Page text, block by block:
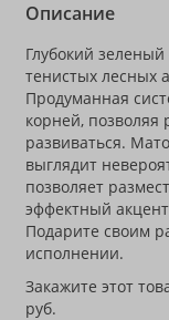
Описание
Глубокий
тенистых лесных
Продуманная
корней,
развиваться.
выглядит
позволяет
эффектный
Подарите своим
исполнении.
Закажите этот
руб.